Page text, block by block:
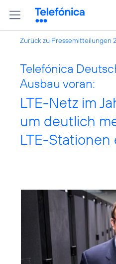
Zurück zu Pressemitteilungen
Telefónica
Ausbau voran:
LTE-Netz im
um deutlich
LTE-